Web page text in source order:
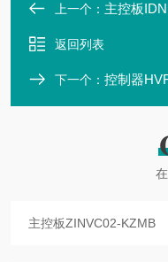
上一个： 主控板
返回列表
下一个： 控制器